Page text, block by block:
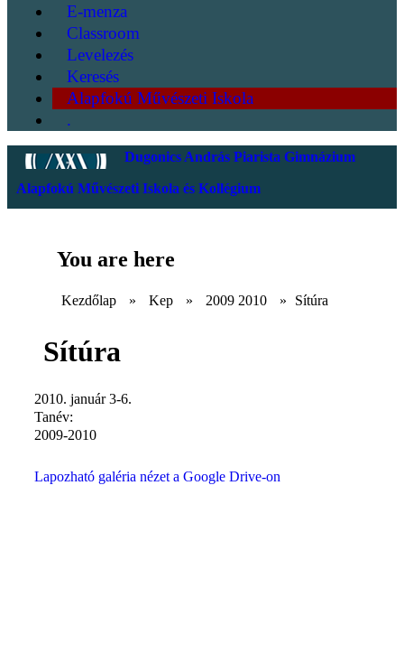
E-menza
Classroom
Levelezés
Keresés
Alapfokú Művészeti Iskola
.
Dugonics András Piarista Gimnázium
Alapfokú Művészeti Iskola és Kollégium
You are here
Kezdőlap » Kep » 2009 2010 » Sítúra
Sítúra
2010. január 3-6.
Tanév:
2009-2010
Lapozható galéria nézet a Google Drive-on